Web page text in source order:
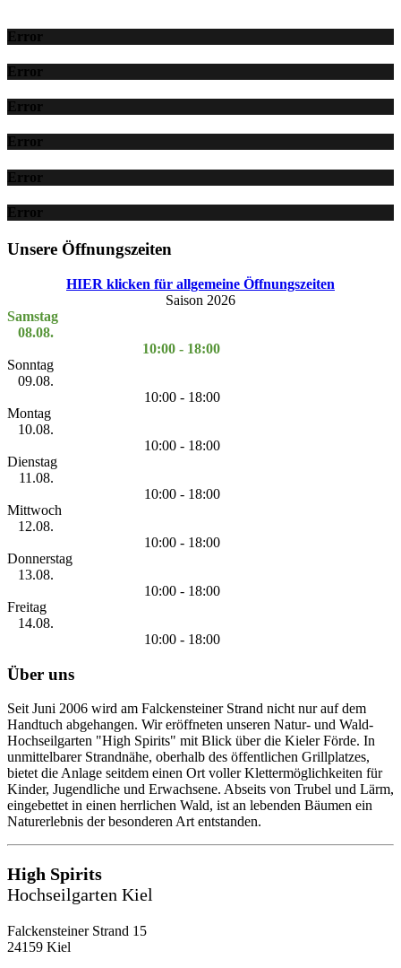
Error
Error
Error
Error
Error
Error
Unsere Öffnungszeiten
HIER klicken für allgemeine Öffnungszeiten
Saison 2026
Samstag
08.08.
10:00 - 18:00
Sonntag
09.08.
10:00 - 18:00
Montag
10.08.
10:00 - 18:00
Dienstag
11.08.
10:00 - 18:00
Mittwoch
12.08.
10:00 - 18:00
Donnerstag
13.08.
10:00 - 18:00
Freitag
14.08.
10:00 - 18:00
Über uns
Seit Juni 2006 wird am Falckensteiner Strand nicht nur auf dem
Handtuch abgehangen. Wir eröffneten unseren Natur- und Wald-
Hochseilgarten "High Spirits" mit Blick über die Kieler Förde. In
unmittelbarer Strandnähe, oberhalb des öffentlichen Grillplatzes,
bietet die Anlage seitdem einen Ort voller Klettermöglichkeiten für
Kinder, Jugendliche und Erwachsene. Abseits von Trubel und Lärm,
eingebettet in einen herrlichen Wald, ist an lebenden Bäumen ein
Naturerlebnis der besonderen Art entstanden.
High Spirits
Hochseilgarten Kiel
Falckensteiner Strand 15
24159 Kiel